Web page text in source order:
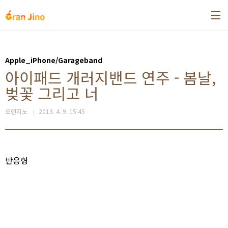
Apple_iPhone/Garageband
아이패드 개러지밴드 연주 - 봄날,
벚꽃 그리고 너
오렌지노 2013. 4. 9. 15:45
반응형